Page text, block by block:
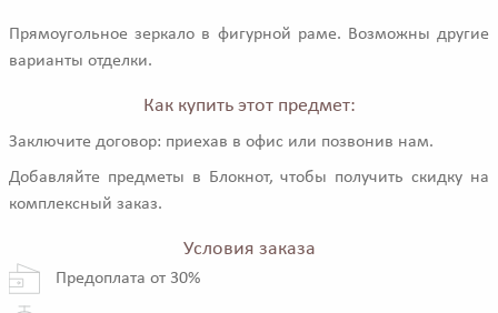
Прямоугольное зеркало в фигурной раме. Возможны другие
варианты отделки.
Как купить этот предмет:
Заключите договор: приехав в офис или позвонив нам.
Добавляйте предметы в Блокнот, чтобы получить скидку на
комплексный заказ.
Условия заказа
Предоплата от 30%